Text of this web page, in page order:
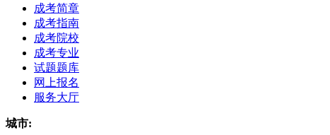
成考简章
成考指南
成考院校
成考专业
试题题库
网上报名
服务大厅
城市: